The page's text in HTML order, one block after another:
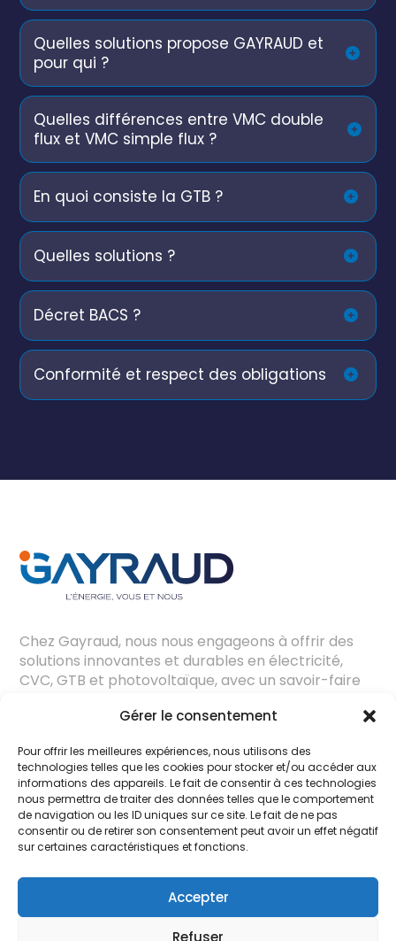
Gérer le consentement
Pour offrir les meilleures expériences, nous utilisons des
technologies telles que les cookies pour stocker et/ou accéder aux
informations des appareils. Le fait de consentir à ces technologies
nous permettra de traiter des données telles que le comportement
de navigation ou les ID uniques sur ce site. Le fait de ne pas
consentir ou de retirer son consentement peut avoir un effet négatif
sur certaines caractéristiques et fonctions.
Accepter
Refuser
Quelles solutions propose GAYRAUD et
pour qui ?
Quelles différences entre VMC double
flux et VMC simple flux ?
En quoi consiste la GTB ?
Quelles solutions ?
Décret BACS ?
Conformité et respect des obligations
Chez Gayraud, nous nous engageons à offrir des
solutions innovantes et durables en électricité,
CVC, GTB et photovoltaïque, avec un savoir-faire
chaque projet.